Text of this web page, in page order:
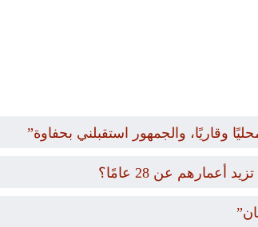
وقاريًا، والجمهور استقبلني بحفاوة”
عن 28 عامًا؟